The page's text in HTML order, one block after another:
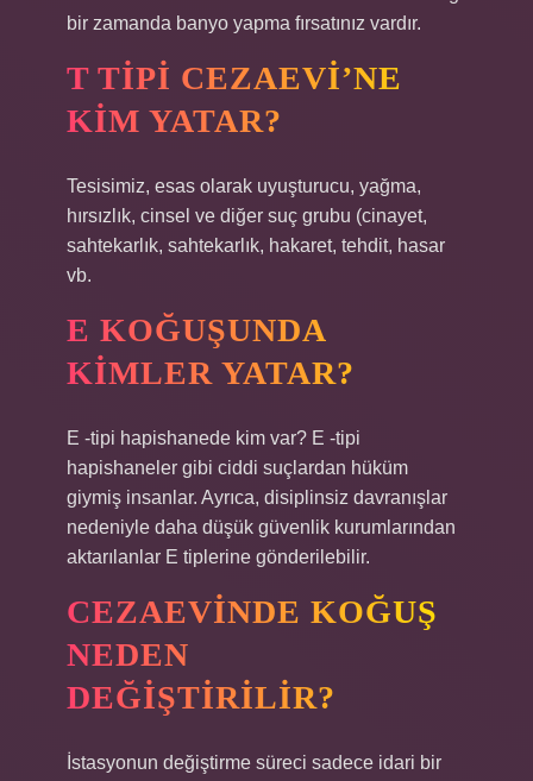
bir zamanda banyo yapma fırsatınız vardır.
T TIPI CEZAEVI’NE
KIM YATAR?
Tesisimiz, esas olarak uyuşturucu, yağma,
hırsızlık, cinsel ve diğer suç grubu (cinayet,
sahtekarlık, sahtekarlık, hakaret, tehdit, hasar
vb.
E KOĞUŞUNDA
KIMLER YATAR?
E -tipi hapishanede kim var? E -tipi
hapishaneler gibi ciddi suçlardan hüküm
giymiş insanlar. Ayrıca, disiplinsiz davranışlar
nedeniyle daha düşük güvenlik kurumlarından
aktarılanlar E tiplerine gönderilebilir.
CEZAEVINDE KOĞUŞ
NEDEN
DEĞIŞTIRILIR?
İstasyonun değiştirme süreci sadece idari bir